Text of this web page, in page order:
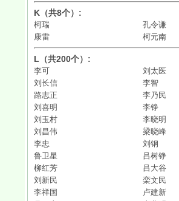
K（共8个）:
柯瑞
孔令谦
康雷
柯元南
L（共200个）:
李可
刘太医
刘长信
李智
路志正
李乃民
刘喜明
李铮
刘玉村
李晓明
刘昌伟
梁晓峰
李忠
刘钢
鲁卫星
吕树铮
柳红芳
吕大谷
刘新民
栾文民
李祥国
卢建新